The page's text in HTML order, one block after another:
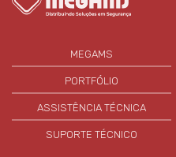
MEGAMS
PORTFÓLIO
ASSISTÊNCIA TÉCNICA
SUPORTE TÉCNICO